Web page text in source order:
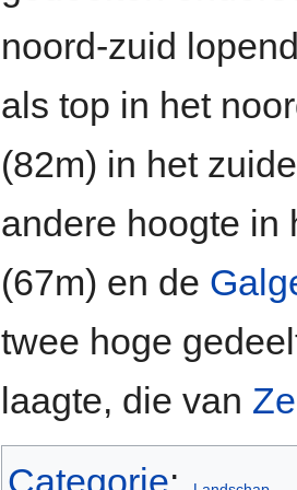
noord-zuid
als top in het
(82m) in het
andere hoogte in
(67m) en de
twee hoge
laagte, die van
Categorie: